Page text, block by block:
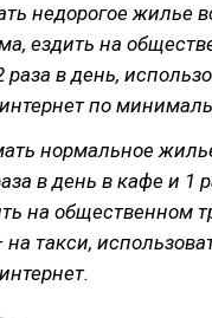
недорогое жилье
ездить на
раза в день,
по
нормальное
в день в кафе и 1
на общественном
такси,